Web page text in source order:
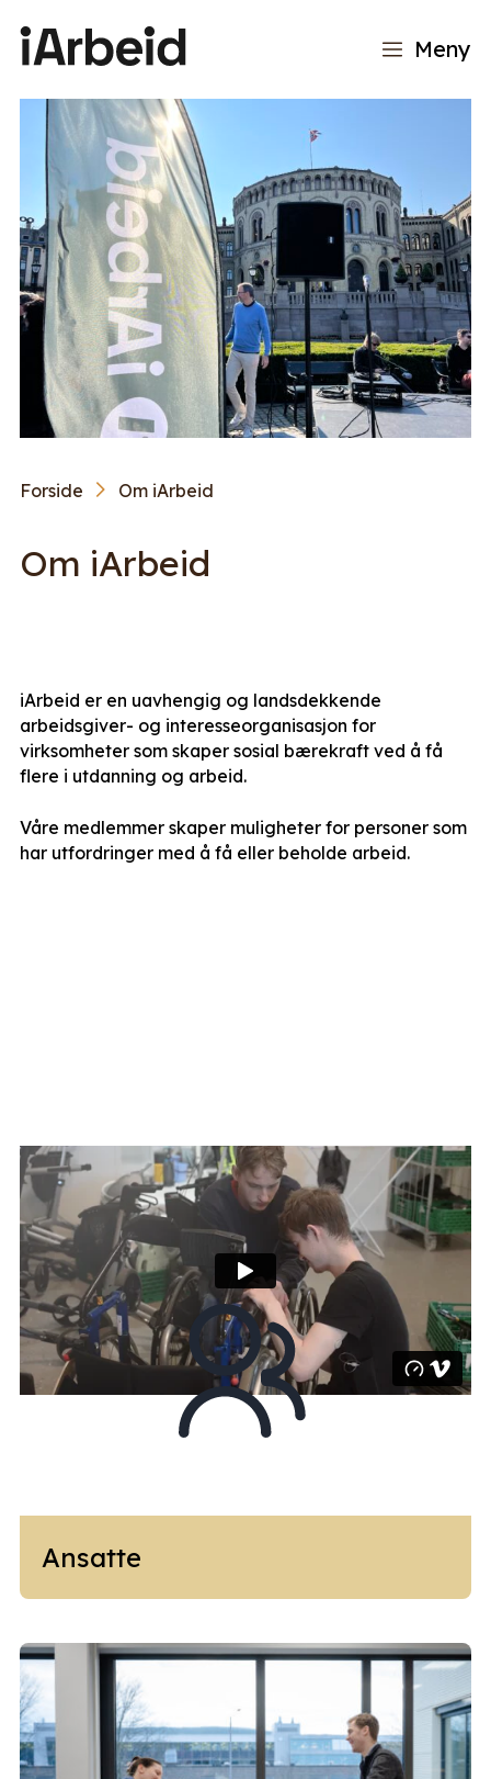
Meny
Forside Om iArbeid
Om iArbeid
iArbeid er en uavhengig og landsdekkende
arbeidsgiver- og interesseorganisasjon for
virksomheter som skaper sosial bærekraft ved å få
flere i utdanning og arbeid.
Våre medlemmer skaper muligheter for personer som
har utfordringer med å få eller beholde arbeid.
Ansatte